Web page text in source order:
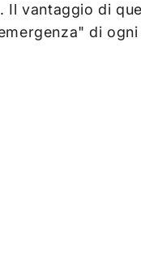
vantaggio di
di